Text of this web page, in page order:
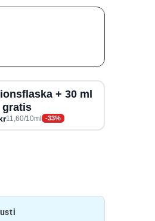
+ 30 ml
gratis
11,60/10ml -33%